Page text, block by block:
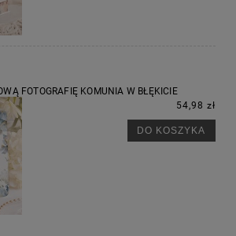
FOTOGRAFIĘ KOMUNIA W BŁĘKICIE
54,98 zł
DO KOSZYKA